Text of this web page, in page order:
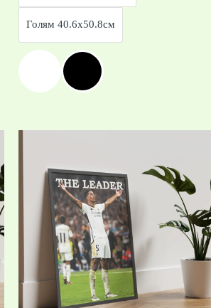
Голям 40.6x50.8см
19,99 €
лв.
€
лв.